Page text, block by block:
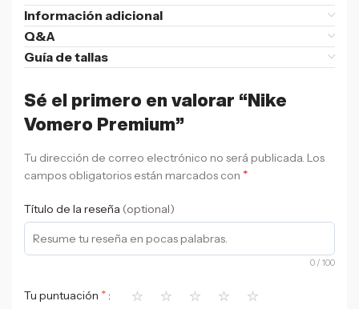
Información adicional
Q&A
Guía de tallas
Sé el primero en valorar “Nike
Vomero Premium”
Tu dirección de correo electrónico no será publicada. Los
campos obligatorios están marcados con *
Título de la reseña (optional)
0 / 100
Tu puntuación * ⭐ ⭐ ⭐ ⭐ ⭐